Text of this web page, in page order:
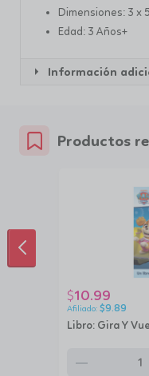
Dimensiones: 3 x
Edad: 3 Años+
Información
Productos
Libro: Gira Y
$10.99
$9.89
remove
ANTERIOR